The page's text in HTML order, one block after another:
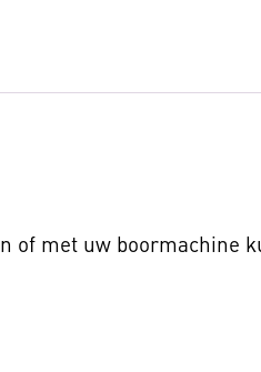
of met uw boormachine